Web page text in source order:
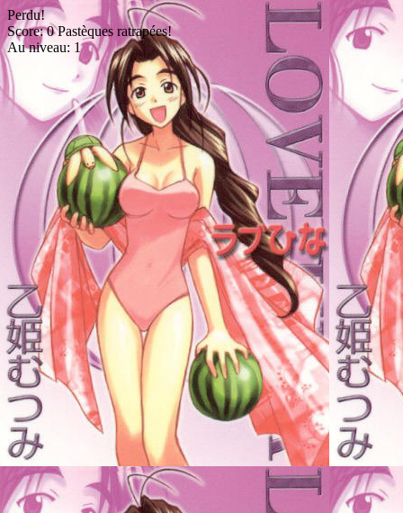
Perdu!
Score: 0 Pastèques ratrapées!
Au niveau: 1